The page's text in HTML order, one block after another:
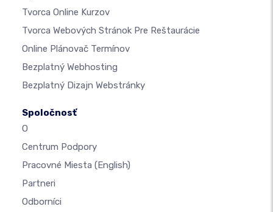
Tvorca Online Kurzov
Tvorca Webových Stránok Pre Reštaurácie
Online Plánovač Termínov
Bezplatný Webhosting
Bezplatný Dizajn Webstránky
Spoločnosť
O
Centrum Podpory
Pracovné Miesta (English)
Partneri
Odborníci